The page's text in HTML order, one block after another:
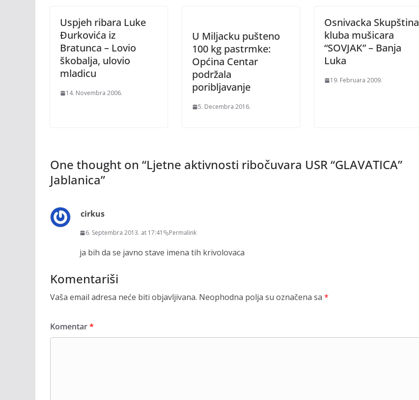
Uspjeh ribara Luke
Đurkovića iz
Bratunca – Lovio
škobalja, ulovio
mladicu
14. Novembra 2006.
U Miljacku pušteno
100 kg pastrmke:
Općina Centar
podržala
poribljavanje
5. Decembra 2016.
Osnivacka Skupština
kluba mušicara
“SOVJAK” – Banja
Luka
19. Februara 2009.
One thought on “Ljetne aktivnosti ribočuvara USR “GLAVATICA”
Jablanica”
cirkus
6. Septembra 2013. at 17:41 Permalink
ja bih da se javno stave imena tih krivolovaca
Komentariši
Vaša email adresa neće biti objavljivana. Neophodna polja su označena sa *
Komentar*